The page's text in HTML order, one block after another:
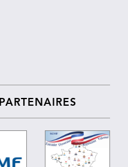
PARTENAIRES